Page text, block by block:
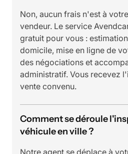
Non, aucun frais n'est à
vendeur. Le service
gratuit pour vous :
domicile, mise en ligne de
des négociations et
administratif. Vous recevez
vente convenu.
Comment se déroule
véhicule en ville ?